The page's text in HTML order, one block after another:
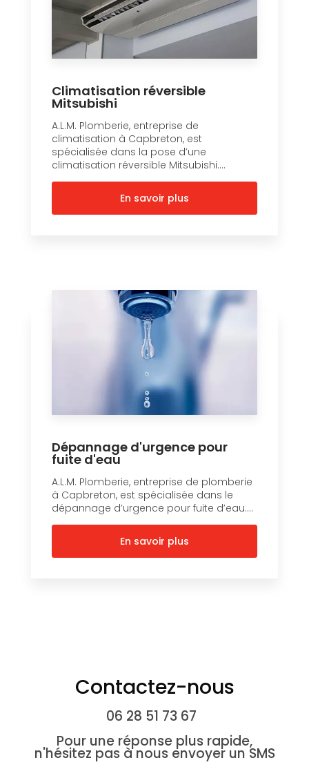
Climatisation réversible
Mitsubishi
A.L.M. Plomberie, entreprise de
climatisation à Capbreton, est
spécialisée dans la pose d’une
climatisation réversible Mitsubishi....
En savoir plus
Dépannage d'urgence pour
fuite d'eau
A.L.M. Plomberie, entreprise de plomberie
à Capbreton, est spécialisée dans le
dépannage d’urgence pour fuite d’eau....
En savoir plus
Contactez-nous
06 28 51 73 67
Pour une réponse plus rapide,
n'hésitez pas à nous envoyer un SMS